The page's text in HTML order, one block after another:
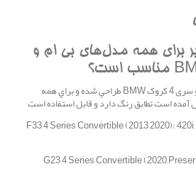
براي همه مدل‌هاي بی ام و
بله، اين پک مخصوص بی ام و سری 4 کروک BMW طراحي شده و براي همه
آمده است تطابق رنگ دارد و قابل استفاده است
F33 4 Series Convertible (2013–2020): 420i,
G23 4 Series Convertible